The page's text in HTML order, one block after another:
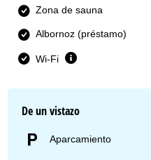
i
l
Zona de sauna
Albornoz (préstamo)
Wi-Fi
De un vistazo
Aparcamiento